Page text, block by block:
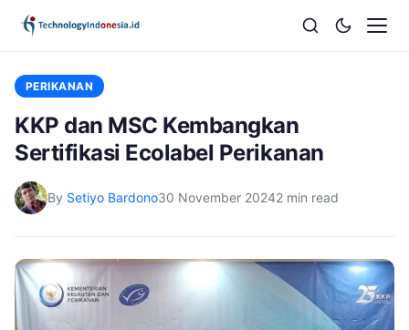
PERIKANAN
KKP dan MSC Kembangkan
Sertifikasi Ecolabel Perikanan
By Setiyo Bardono30 November 20242 min read